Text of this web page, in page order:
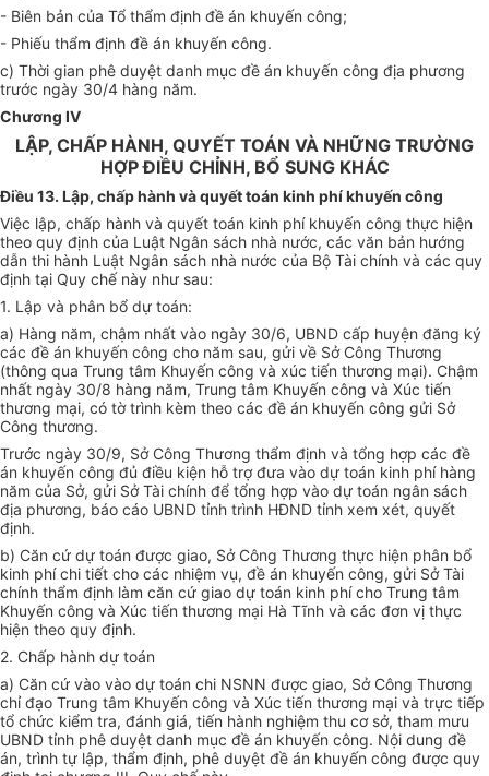
- Biên bản của Tổ thẩm định đề án khuyến công;
- Phiếu thẩm định đề án khuyến công.
c) Thời gian phê duyệt danh mục đề án khuyến công địa phương
trước ngày 30/4 hàng năm.
Chương IV
LẬP, CHẤP HÀNH, QUYẾT TOÁN VÀ NHỮNG TRƯỜNG
HỢP ĐIỀU CHỈNH, BỔ SUNG KHÁC
Điều 13. Lập, chấp hành và quyết toán kinh phí khuyến công
Việc lập, chấp hành và quyết toán kinh phí khuyến công thực hiện
theo quy định của Luật Ngân sách nhà nước, các văn bản hướng
dẫn thi hành Luật Ngân sách nhà nước của Bộ Tài chính và các quy
định tại Quy chế này như sau:
1. Lập và phân bổ dự toán:
a) Hàng năm, chậm nhất vào ngày 30/6, UBND cấp huyện đăng ký
các đề án khuyến công cho năm sau, gửi về Sở Công Thương
(thông qua Trung tâm Khuyến công và xúc tiến thương mại). Chậm
nhất ngày 30/8 hàng năm, Trung tâm Khuyến công và Xúc tiến
thương mại, có tờ trình kèm theo các đề án khuyến công gửi Sở
Công thương.
Trước ngày 30/9, Sở Công Thương thẩm định và tổng hợp các đề
án khuyến công đủ điều kiện hỗ trợ đưa vào dự toán kinh phí hàng
năm của Sở, gửi Sở Tài chính để tổng hợp vào dự toán ngân sách
địa phương, báo cáo UBND tỉnh trình HĐND tỉnh xem xét, quyết
định.
b) Căn cứ dự toán được giao, Sở Công Thương thực hiện phân bổ
kinh phí chi tiết cho các nhiệm vụ, đề án khuyến công, gửi Sở Tài
chính thẩm định làm căn cứ giao dự toán kinh phí cho Trung tâm
Khuyến công và Xúc tiến thương mại Hà Tĩnh và các đơn vị thực
hiện theo quy định.
2. Chấp hành dự toán
a) Căn cứ vào vào dự toán chi NSNN được giao, Sở Công Thương
chỉ đạo Trung tâm Khuyến công và Xúc tiến thương mại và trực tiếp
tổ chức kiểm tra, đánh giá, tiến hành nghiệm thu cơ sở, tham mưu
UBND tỉnh phê duyệt danh mục đề án khuyến công. Nội dung đề
án, trình tự lập, thẩm định, phê duyệt đề án khuyến công được quy